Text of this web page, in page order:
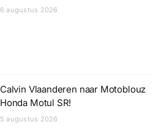
6 augustus 2026
Calvin Vlaanderen naar Motoblouz
Honda Motul SR!
5 augustus 2026